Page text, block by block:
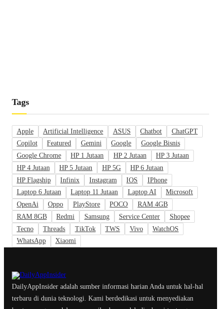
Tags
Apple Artificial Intelligence ASUS Chatbot
ChatGPT
Copilot
Featured Gemini Google
Google Bisnis
Google Chrome
HP 1 Jutaan HP 2 Jutaan
HP 3 Jutaan
HP 4 Jutaan
HP 5 Jutaan HP 5G
HP 6 Jutaan
HP Flagship
Infinix Instagram IOS
IPhone
Laptop 6 Jutaan
Laptop 11 Jutaan Laptop AI
Microsoft
OpenAi
Oppo PlayStore POCO
RAM 4GB
RAM 8GB
Redmi Samsung Service Center
Shopee
Tecno
Threads TikTok TWS Vivo
WatchOS
WhatsApp
Xiaomi
DailyAppInsider adalah sumber informasi harian Anda untuk hal-hal
terbaru di dunia teknologi. Kami berdedikasi untuk menyediakan